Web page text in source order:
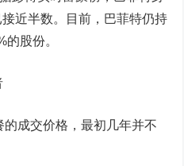
近半数。目前，巴菲特仍持
股份。
成交价格，最初几年并不